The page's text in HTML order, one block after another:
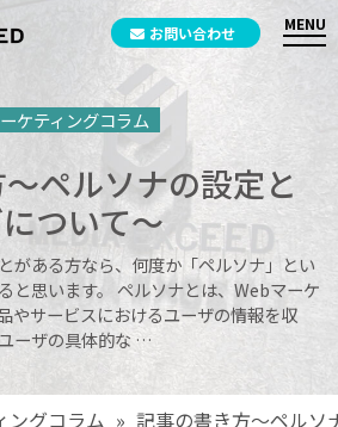
お問い合わせ
ケティングコラム
ペルソナの設定と
ついて～
がある方なら、何度か「ペルソナ」とい
と思います。 ペルソナとは、Webマーケ
やサービスにおけるユーザの情報を収
ーザの具体的な …
ングコラム » 記事の書き方～ペルソ